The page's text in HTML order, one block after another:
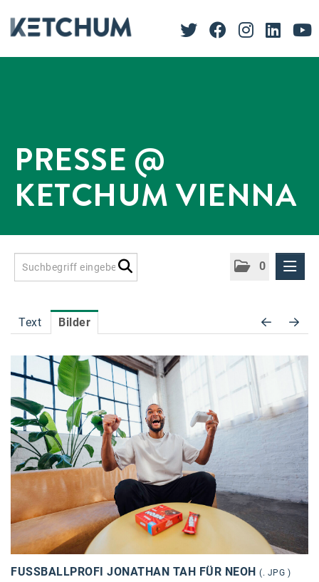
PRESSE @
KETCHUM VIENNA
0
Accessiway
Accor
ALC
Anadi Bank
Arthur D. Little
Bake the Shape
BBDO Wien
bellaflora
Be.See.
Text Bilder
FUSSBALLPROFI JONATHAN TAH FÜR NEOH (. JPG )